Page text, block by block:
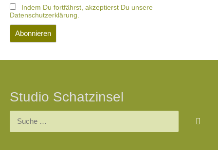
Indem Du fortfährst, akzeptierst Du unsere
Datenschutzerklärung.
Studio Schatzinsel